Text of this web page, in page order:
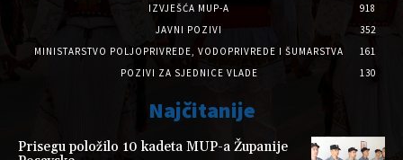
IZVJEŠĆA MUP-A
918
JAVNI POZIVI
352
MINISTARSTVO POLJOPRIVREDE, VODOPRIVREDE I ŠUMARSTVA
161
POZIVI ZA SJEDNICE VLADE
130
Najčitanije
Prisegu položilo 10 kadeta MUP-a Županije